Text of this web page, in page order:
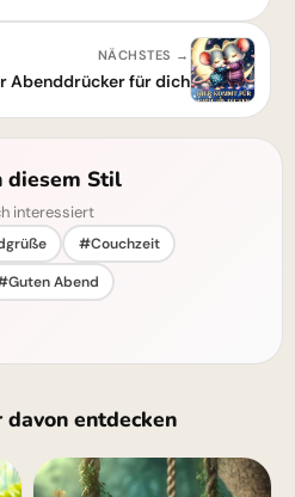
NÄCHSTES →
Abenddrücker für dich
diesem Stil
interessiert
#Couchzeit
Abend
davon entdecken